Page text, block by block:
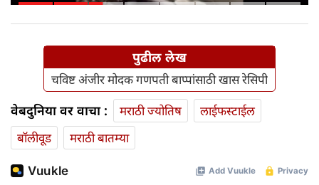
पुढील लेख
चविष्ट अंजीर मोदक गणपती बाप्पांसाठी खास रेसिपी
वेबदुनिया वर वाचा : मराठी ज्योतिष
लाईफस्टाईल
बॉलीवूड
मराठी बातम्या